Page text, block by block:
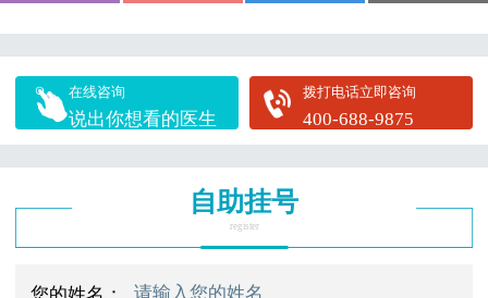
在线咨询
说出你想看的医生
拨打电话立即咨询
400-688-9875
自助挂号
register